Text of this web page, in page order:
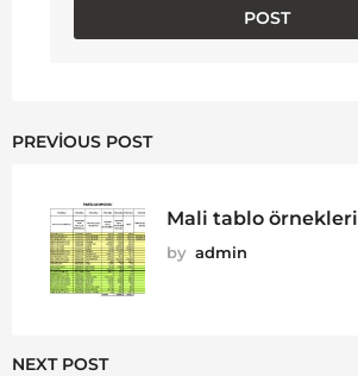
PREVIOUS POST
Mali tablo örnekleri
by admin
NEXT POST